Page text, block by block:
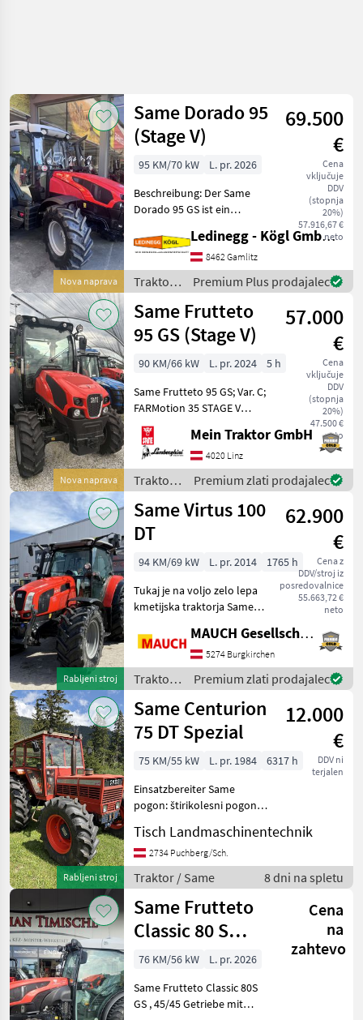
Nova naprava
Same Dorado 95
(Stage V)
69.500
€
Cena
vključuje
DDV
(stopnja
20%)
57.916,67 €
neto
95 KM/70 kW
L. pr. 2026
Beschreibung: Der Same
Dorado 95 GS ist ein
komfortabler
Standardtraktor für den
universellen Einsatz in
Landwirtschaft und
Kommunalbereich. Mi
Ledinegg - Kögl GmbH - Obst- und Weinbautechnik
8462 Gamlitz
Traktor /
Same
Premium Plus prodajalec
Nova naprava
Same Frutteto
95 GS (Stage V)
57.000
€
Cena
vključuje
DDV
(stopnja
20%)
47.500 €
neto
90 KM/66 kW L. pr. 2024
5 h
Same Frutteto 95 GS; Var. C;
FARMotion 35 STAGE V
Motor. Common Rail
System. 4 Zylinder.
Hubraum: 3849 cm³.
Nenndrehzahl: 2200 U/min.
Homologierte Leistung (ECE
R 12
Mein Traktor GmbH
4020 Linz
Traktor /
Same
Premium zlati prodajalec
Rabljeni stroj
Same Virtus 100
DT
62.900
€
Cena z
DDV/stroj iz
posredovalnice
55.663,72 €
neto
94 KM/69 kW L. pr. 2014
1765 h
Tukaj je na voljo zelo lepa
kmetijska traktorja Same
sprednja hidravlika -
hidravlični zavorni ventil -
zadnji zgornji ročaj -
sprednji zgo
MAUCH Gesellschaft m.b.H. & Co.KG
5274 Burgkirchen
Traktor /
Same
Premium zlati prodajalec
Rabljeni stroj
Same Centurion
75 DT Spezial
12.000
€
DDV ni
terjalen
75 KM/55 kW L. pr. 1984
6317 h
Einsatzbereiter Same
pogon: štirikolesni pogon, ,
vrtljajev kardanske gredi:
540/1000, največja hitrost v
km/h: 30, Zgornja povezava
zadaj: meh
Tisch Landmaschinentechnik
2734 Puchberg/Sch.
Traktor / Same 8 dni na spletu
Same Frutteto
Classic 80 S
(Stage V)
Cena
na
zahtevo
76 KM/56 kW
L. pr. 2026
Same Frutteto Classic 80S
GS , 45/45 Getriebe mit